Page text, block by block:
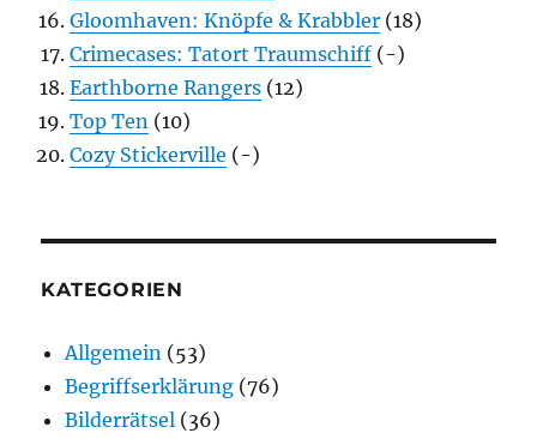
Gloomhaven: Knöpfe & Krabbler (18)
Crimecases: Tatort Traumschiff (-)
Earthborne Rangers (12)
Top Ten (10)
Cozy Stickerville (-)
KATEGORIEN
Allgemein (53)
Begriffserklärung (76)
Bilderrätsel (36)